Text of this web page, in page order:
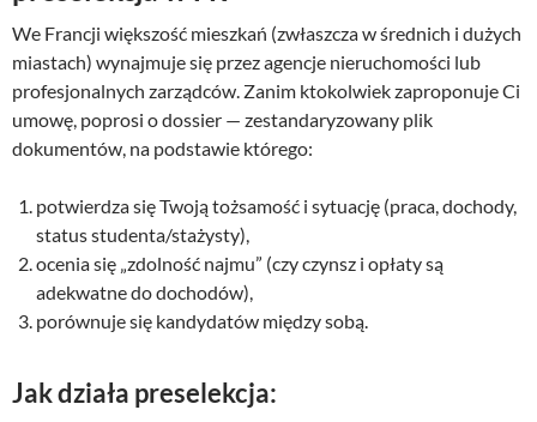
We Francji większość mieszkań (zwłaszcza w średnich i dużych
miastach) wynajmuje się przez agencje nieruchomości lub
profesjonalnych zarządców. Zanim ktokolwiek zaproponuje Ci
umowę, poprosi o dossier — zestandaryzowany plik
dokumentów, na podstawie którego:
potwierdza się Twoją tożsamość i sytuację (praca, dochody,
status studenta/stażysty),
ocenia się „zdolność najmu” (czy czynsz i opłaty są
adekwatne do dochodów),
porównuje się kandydatów między sobą.
Jak działa preselekcja: